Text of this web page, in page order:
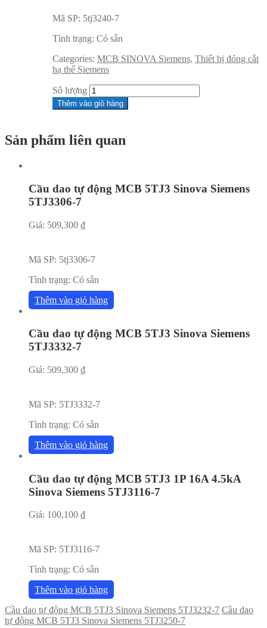
Mã SP: 5tj3240-7
Tình trạng: Có sẵn
Categories: MCB SINOVA Siemens, Thiết bị đóng cắt
hạ thế Siemens
Sô lượng
Thêm vào giỏ hàng
Sản phẩm liên quan
Cầu dao tự động MCB 5TJ3 Sinova Siemens
5TJ3306-7
Giá: 509,300 ₫
Mã SP: 5tj3306-7
Tình trạng: Có sẵn
Thêm vào giỏ hàng
Cầu dao tự động MCB 5TJ3 Sinova Siemens
5TJ3332-7
Giá: 509,300 ₫
Mã SP: 5TJ3332-7
Tình trạng: Có sẵn
Thêm vào giỏ hàng
Cầu dao tự động MCB 5TJ3 1P 16A 4.5kA
Sinova Siemens 5TJ3116-7
Giá: 100,100 ₫
Mã SP: 5TJ3116-7
Tình trạng: Có sẵn
Thêm vào giỏ hàng
Cầu dao tự động MCB 5TJ3 Sinova Siemens 5TJ3232-7 Cầu dao
tự động MCB 5TJ3 Sinova Siemens 5TJ3250-7